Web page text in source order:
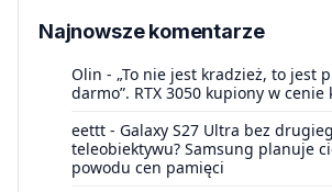
Najnowsze komentarze
Olin - „To nie jest kradzież, to jest
darmo”. RTX 3050 kupiony w cenie
eettt - Galaxy S27 Ultra bez
teleobiektywu? Samsung planuje
powodu cen pamięci